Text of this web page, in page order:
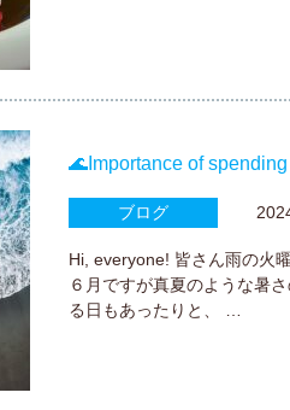
🌊Importance of
ブログ
Hi, everyone! 皆さん雨の火
６月ですが真夏のような暑
る日もあったりと、 …